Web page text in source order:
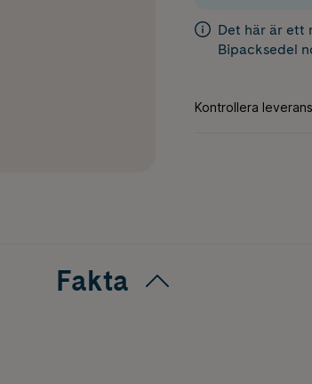
Det här är ett
Bipacksedel
Fakta